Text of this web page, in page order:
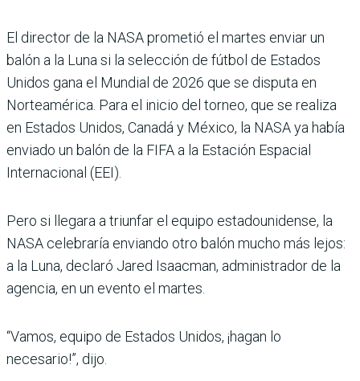
El director de la NASA prometió el martes enviar un
balón a la Luna si la selección de fútbol de Estados
Unidos gana el Mundial de 2026 que se disputa en
Norteamérica. Para el inicio del torneo, que se realiza
en Estados Unidos, Canadá y México, la NASA ya había
enviado un balón de la FIFA a la Estación Espacial
Internacional (EEI).
Pero si llegara a triunfar el equipo estadounidense, la
NASA celebraría enviando otro balón mucho más lejos:
a la Luna, declaró Jared Isaacman, administrador de la
agencia, en un evento el martes.
“Vamos, equipo de Estados Unidos, ¡hagan lo
necesario!”, dijo.